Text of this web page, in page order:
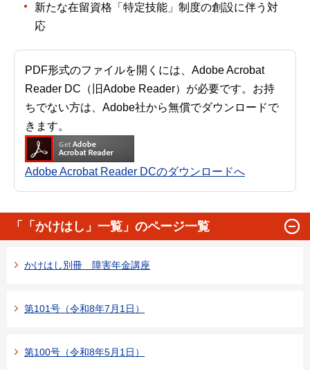
新たな在留資格「特定技能」制度の創設に伴う対
応
PDF形式のファイルを開くには、Adobe Acrobat
Reader DC（旧Adobe Reader）が必要です。お持
ちでない方は、Adobe社から無償でダウンロードで
きます。
Adobe Acrobat Reader DCのダウンロードへ
「「かけはし」一覧」のページ一覧
かけはし別冊 障害年金講座
第101号（令和8年7月1日）
第100号（令和8年5月1日）